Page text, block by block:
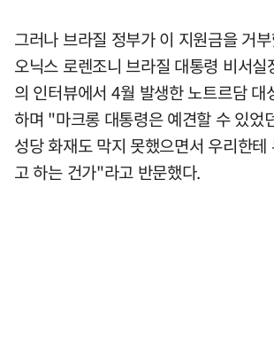
그러나 브라질 정부가 이 지원금을 거
오닉스 로렌조니 브라질 대통령 비서
의 인터뷰에서 4월 발생한 노트르담 대
하며 "마크롱 대통령은 예견할 수 있었
성당 화재도 막지 못했으면서 우리한테
고 하는 건가"라고 반문했다.